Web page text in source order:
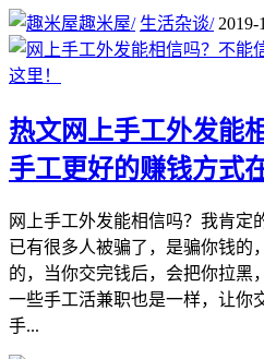
趣米屋/ 生活杂谈/ 2019-
热文网上手工外发能
手工更好的赚钱方式
网上手工外发能相信吗？我肯定
已有很多人被骗了，是骗你钱的
的，当你交完钱后，会把你拉黑
一些手工活兼职也是一样，让你
手...